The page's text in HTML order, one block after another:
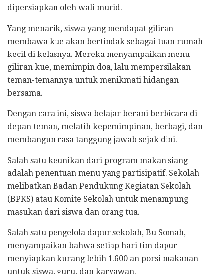
dipersiapkan oleh wali murid.
Yang menarik, siswa yang mendapat giliran
membawa kue akan bertindak sebagai tuan rumah
kecil di kelasnya. Mereka menyampaikan menu
giliran kue, memimpin doa, lalu mempersilakan
teman-temannya untuk menikmati hidangan
bersama.
Dengan cara ini, siswa belajar berani berbicara di
depan teman, melatih kepemimpinan, berbagi, dan
membangun rasa tanggung jawab sejak dini.
Salah satu keunikan dari program makan siang
adalah penentuan menu yang partisipatif. Sekolah
melibatkan Badan Pendukung Kegiatan Sekolah
(BPKS) atau Komite Sekolah untuk menampung
masukan dari siswa dan orang tua.
Salah satu pengelola dapur sekolah, Bu Somah,
menyampaikan bahwa setiap hari tim dapur
menyiapkan kurang lebih 1.600 an porsi makanan
untuk siswa, guru, dan karyawan.